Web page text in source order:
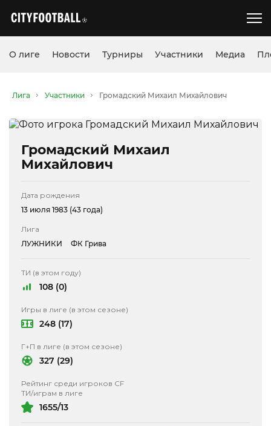
О лиге Новости Турниры Участники Медиа
Лига Участники Громадский Михаил Михайлович
Громадский Михаил
Михайлович
Дата рождения
13 июля 1983 (43 года)
Лига
ЛУЖНИКИ
ФК Грива
ТИ (в этом году)
108 (0)
Игры в лиге (в этом сезоне)
248 (17)
Г+П в лиге (в этом сезоне)
327 (29)
Рейтинг среди игроков CF
ТИ/играм в лиге
1655/13